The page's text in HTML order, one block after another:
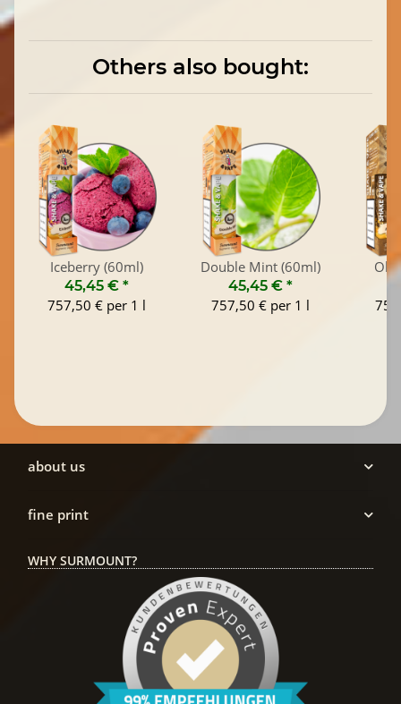
Others also bought:
Iceberry (60ml)
45,45 € *
757,50 € per 1 l
Double Mint (60ml)
45,45 € *
757,50 € per 1 l
Old
about us
fine print
WHY SURMOUNT?